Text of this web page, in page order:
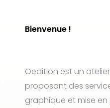
Bienvenue !
Oedition est un
proposant des
graphique et mise